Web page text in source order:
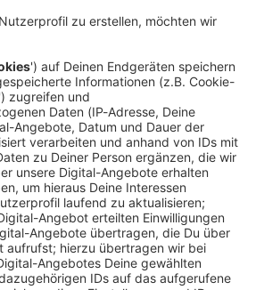
ANTENNE App downloaden und
Chillout Music genießen –
und mehr!